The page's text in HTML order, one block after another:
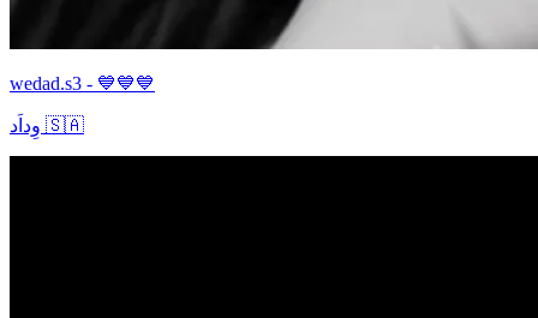
wedad.s3 - 💙💙💙
وِداَد 🇸🇦